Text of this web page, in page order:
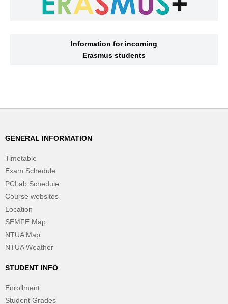
Information for incoming
Erasmus students
GENERAL INFORMATION
Timetable
Exam Schedule
PCLab Schedule
Course websites
Location
SEMFE Map
NTUA Map
NTUA Weather
STUDENT INFO
Enrollment
Student Grades